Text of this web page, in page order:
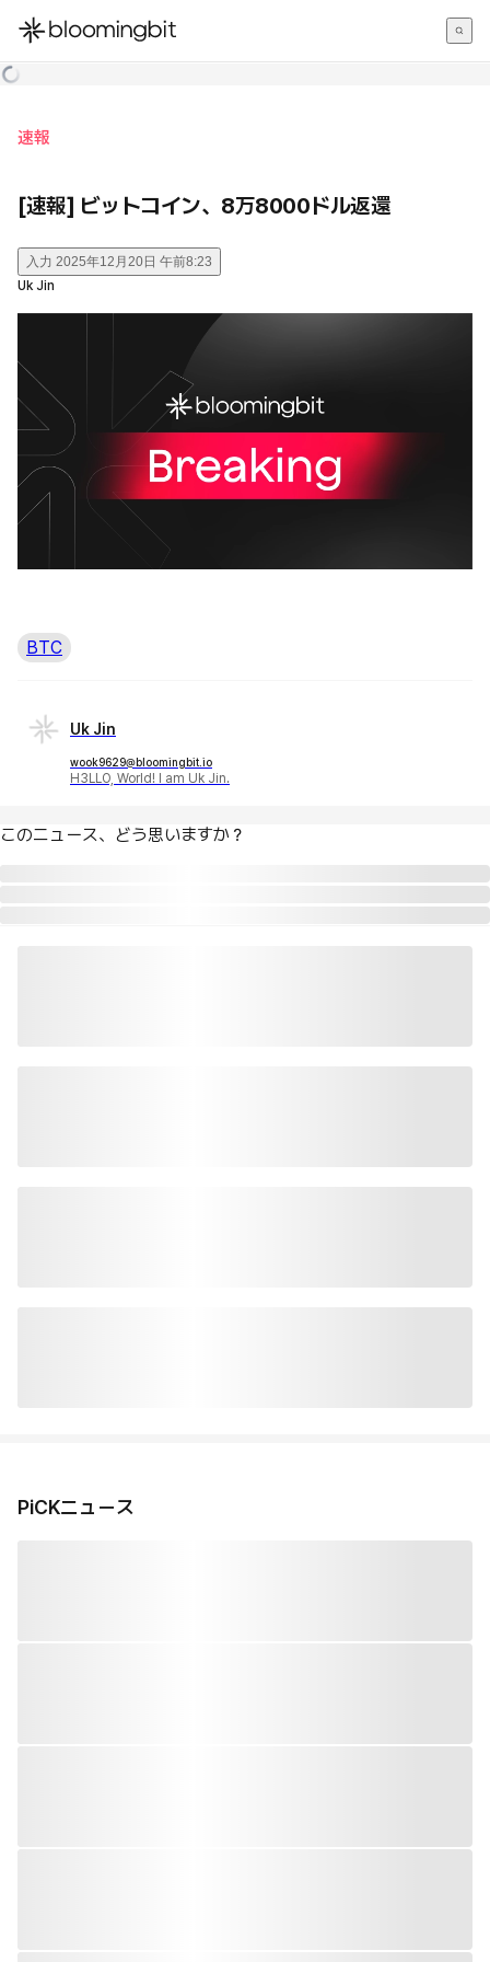
한국어
速報
[速報] ビットコイン、8万8000ドル返還
入力 2025年12月20日 午前8:23
Uk Jin
BTC
Uk Jin
wook9629@bloomingbit.io
H3LLO, World! I am Uk Jin.
このニュース、どう思いますか？
PiCKニュース